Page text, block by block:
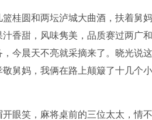
圆和两坛泸城大曲酒，扶着舅
香甜，风味隽美，品质赛过两广
今晨天不亮就采摘来了。晓光说
舅妈，我俩在路上颠簸了十几个
笑，麻将桌前的三位太太，情不